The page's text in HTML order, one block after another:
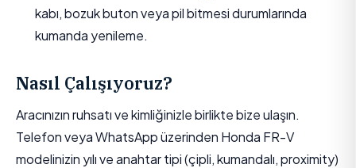
kabı, bozuk buton veya pil bitmesi durumlarında
kumanda yenileme.
Nasıl Çalışıyoruz?
Aracınızın ruhsatı ve kimliğinizle birlikte bize ulaşın.
Telefon veya WhatsApp üzerinden Honda FR-V
modelinizin yılı ve anahtar tipi (çipli, kumandalı, proximity)